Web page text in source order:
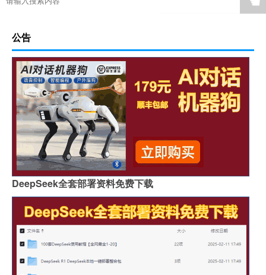
公告
DeepSeek全套部署资料免费下载